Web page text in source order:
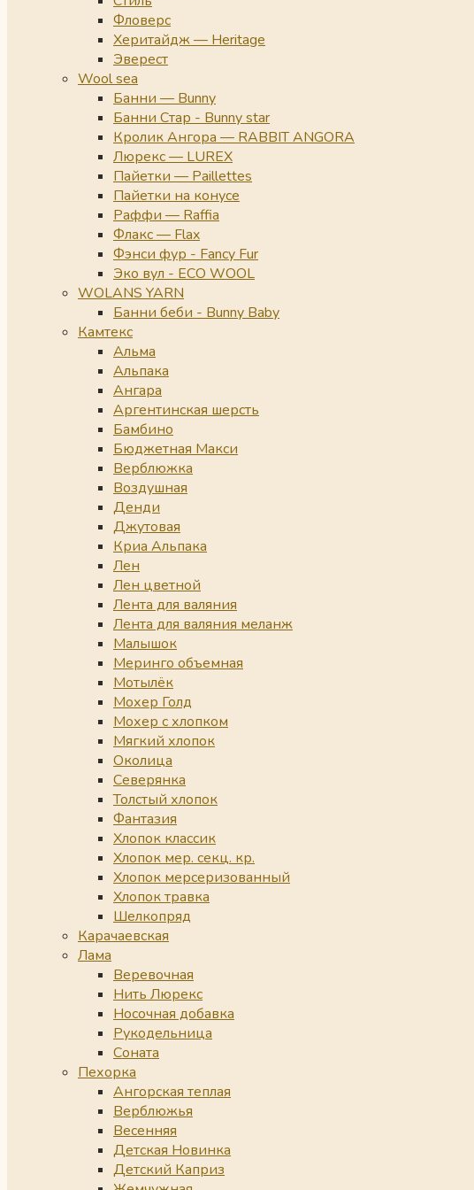
Фловерс
Херитайдж — Heritage
Эверест
Wool sea
Банни — Bunny
Банни Стар - Bunny star
Кролик Ангора — RABBIT ANGORA
Люрекс — LUREX
Пайетки — Paillettes
Пайетки на конусе
Раффи — Raffia
Флакс — Flax
Фэнси фур - Fancy Fur
Эко вул - ECO WOOL
WOLANS YARN
Банни беби - Bunny Baby
Камтекс
Альма
Альпака
Ангара
Аргентинская шерсть
Бамбино
Бюджетная Макси
Верблюжка
Воздушная
Денди
Джутовая
Криа Альпака
Лен
Лен цветной
Лента для валяния
Лента для валяния меланж
Малышок
Меринго объемная
Мотылёк
Мохер Голд
Мохер с хлопком
Мягкий хлопок
Околица
Северянка
Толстый хлопок
Фантазия
Хлопок классик
Хлопок мер. секц. кр.
Хлопок мерсеризованный
Хлопок травка
Шелкопряд
Карачаевская
Лама
Веревочная
Нить Люрекс
Носочная добавка
Рукодельница
Соната
Пехорка
Ангорская теплая
Верблюжья
Весенняя
Детская Новинка
Детский Каприз